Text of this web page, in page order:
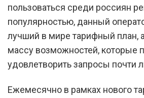
пользоваться среди россиян
популярностью, данный
лучший в мире тарифный план,
массу возможностей, которые
удовлетворить запросы почти
Ежемесячно в рамках нового